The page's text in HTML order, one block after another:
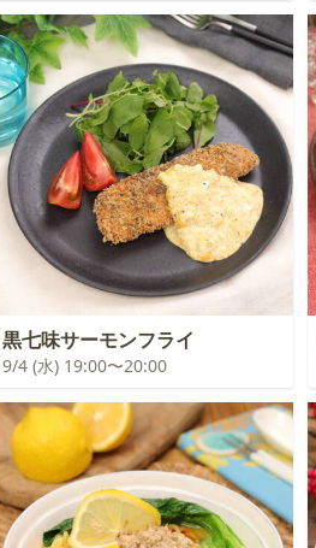
黒七味サーモンフライ
9/4 (水) 19:00〜20:00